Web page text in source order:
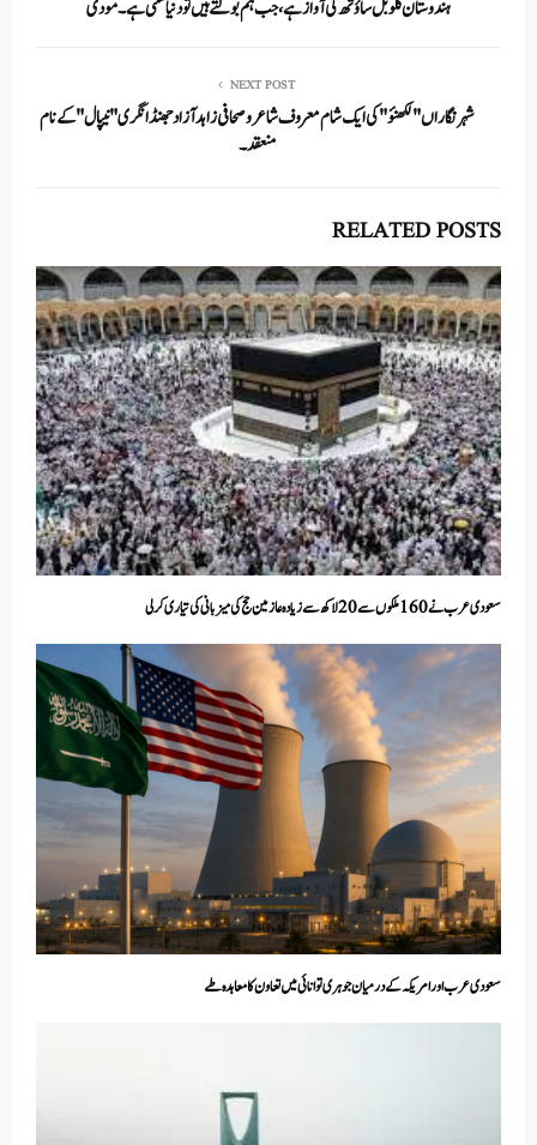
pp
ہندوستان گلوبل ساؤتھ کی آواز ہے، جب ہم بولتے ہیں تو دنیا سنتی ہے ۔ مودی
NEXT POST
شہر نگاراں "لکھنؤ "کی ایک شام معروف شاعر و صحافی زاہد آزاد جھنڈا نگری "نیپال "کے نام
منعقد۔
RELATED POSTS
سعودی عرب نے 160 ملکوں سے 20 لاکھ سے زیادہ عازمین حج کی میزبانی کی تیاری کرلی
سعودی عرب اور امریکہ کے درمیان جوہری توانائی میں تعاون کا معاہدہ طے